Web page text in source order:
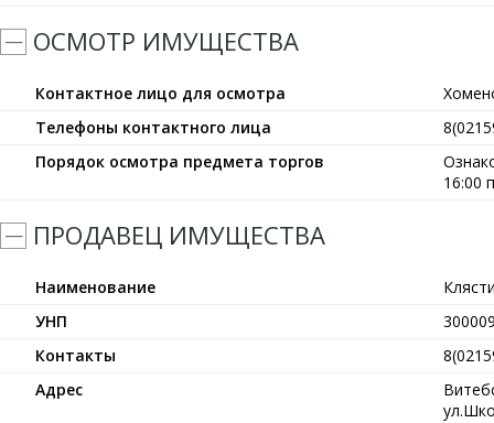
ОСМОТР ИМУЩЕСТВА
Контактное лицо для осмотра
Телефоны контактного лица
Порядок осмотра предмета торгов
16:00
ПРОДАВЕЦ ИМУЩЕСТВА
Наименование
УНП
Контакты
Адрес